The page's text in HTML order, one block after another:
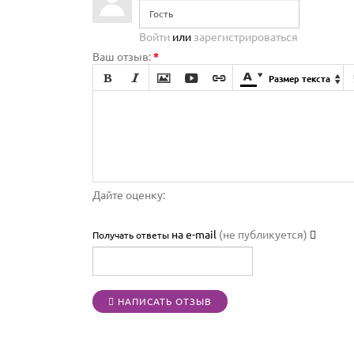
Войти или зарегистрироваться
Ваш отзыв:*

      Размер текста 
Дайте оценку:
Получать ответы на e-mail (не публикуется)
НАПИСАТЬ ОТЗЫВ